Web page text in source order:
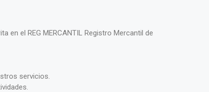
el REG MERCANTIL Registro Mercantil de
servicios.